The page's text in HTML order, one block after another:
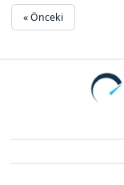
« Önceki